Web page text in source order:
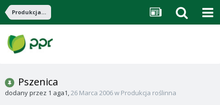
Produkcja roślinna
Pszenica
dodany przez 1 aga1,26 Marca 2006w Produkcja roślinna